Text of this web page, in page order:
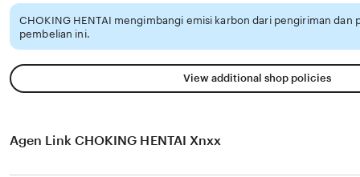
CHOKING HENTAI mengimbangi emisi karbon dari pengiriman dan
pembelian ini.
View additional shop policies
Agen Link CHOKING HENTAI Xnxx